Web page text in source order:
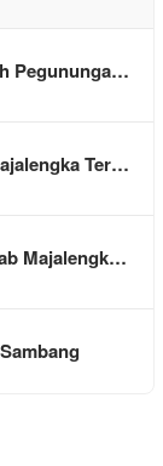
Pegununga…
Ter…
Majalengk…